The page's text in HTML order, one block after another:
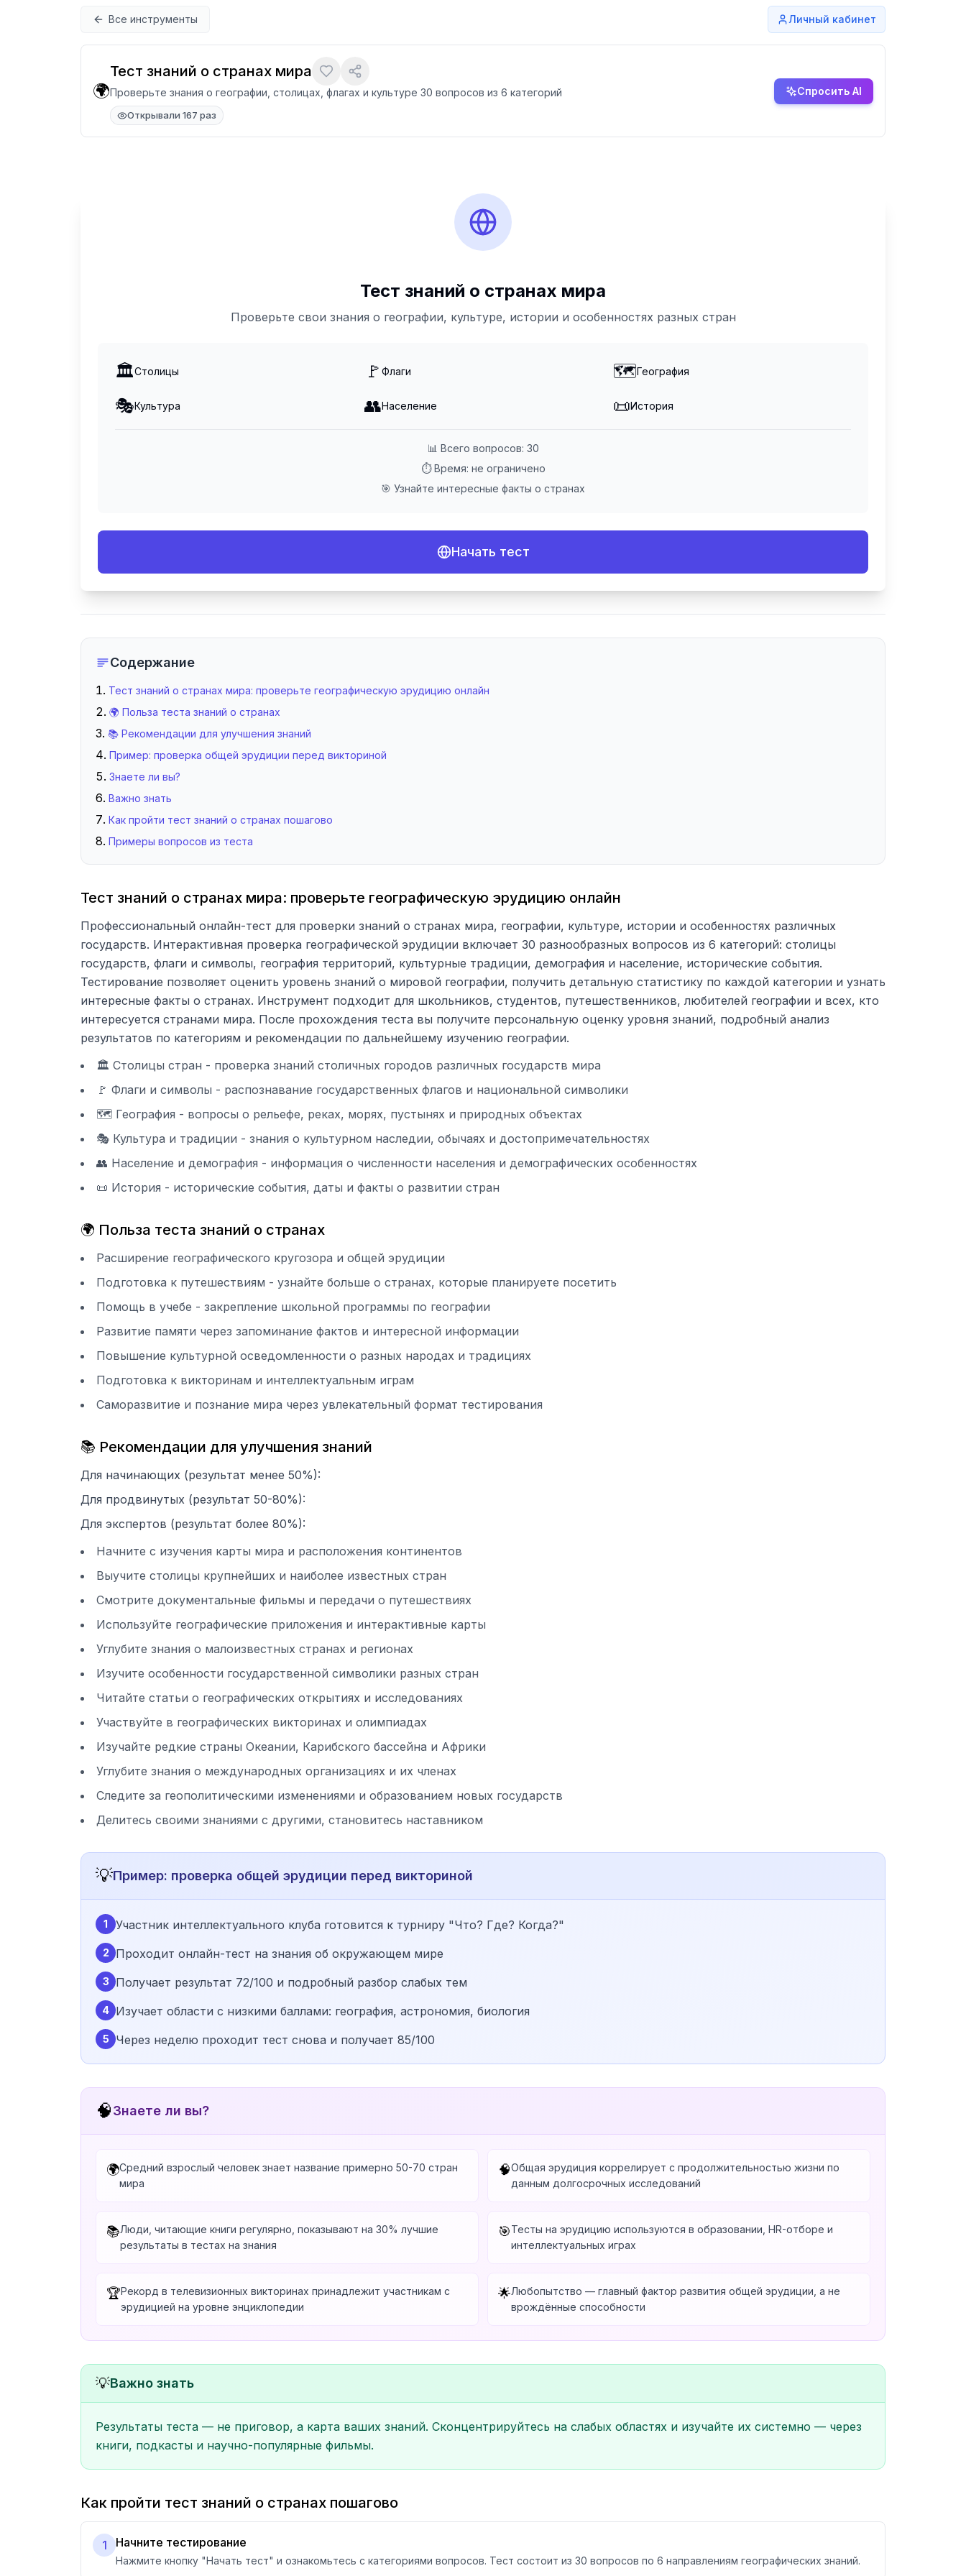
Все инструменты Личный кабинет
🌍
Тест знаний о странах мира
Проверьте знания о географии, столицах, флагах и культуре 30 вопросов из 6 категорий
Открывали 167 раз
Спросить AI
Тест знаний о странах мира
Проверьте свои знания о географии, культуре, истории и особенностях разных стран
🏛️Столицы 🚩 Флаги 🗺️География
🎭Культура 👥Население 📜История
📊 Всего вопросов: 30
⏱️ Время: не ограничено
🎯 Узнайте интересные факты о странах
Начать тест
Содержание
Тест знаний о странах мира: проверьте географическую эрудицию онлайн
🌍 Польза теста знаний о странах
📚 Рекомендации для улучшения знаний
Пример: проверка общей эрудиции перед викториной
Знаете ли вы?
Важно знать
Как пройти тест знаний о странах пошагово
Примеры вопросов из теста
Тест знаний о странах мира: проверьте географическую эрудицию онлайн
Профессиональный онлайн-тест для проверки знаний о странах мира, географии, культуре, истории и особенностях различных
государств. Интерактивная проверка географической эрудиции включает 30 разнообразных вопросов из 6 категорий: столицы
государств, флаги и символы, география территорий, культурные традиции, демография и население, исторические события.
Тестирование позволяет оценить уровень знаний о мировой географии, получить детальную статистику по каждой категории и узнать
интересные факты о странах. Инструмент подходит для школьников, студентов, путешественников, любителей географии и всех, кто
интересуется странами мира. После прохождения теста вы получите персональную оценку уровня знаний, подробный анализ
результатов по категориям и рекомендации по дальнейшему изучению географии.
🏛️ Столицы стран - проверка знаний столичных городов различных государств мира
🚩 Флаги и символы - распознавание государственных флагов и национальной символики
🗺️ География - вопросы о рельефе, реках, морях, пустынях и природных объектах
🎭 Культура и традиции - знания о культурном наследии, обычаях и достопримечательностях
👥 Население и демография - информация о численности населения и демографических особенностях
📜 История - исторические события, даты и факты о развитии стран
🌍 Польза теста знаний о странах
Расширение географического кругозора и общей эрудиции
Подготовка к путешествиям - узнайте больше о странах, которые планируете посетить
Помощь в учебе - закрепление школьной программы по географии
Развитие памяти через запоминание фактов и интересной информации
Повышение культурной осведомленности о разных народах и традициях
Подготовка к викторинам и интеллектуальным играм
Саморазвитие и познание мира через увлекательный формат тестирования
📚 Рекомендации для улучшения знаний
Для начинающих (результат менее 50%):
Для продвинутых (результат 50-80%):
Для экспертов (результат более 80%):
Начните с изучения карты мира и расположения континентов
Выучите столицы крупнейших и наиболее известных стран
Смотрите документальные фильмы и передачи о путешествиях
Используйте географические приложения и интерактивные карты
Углубите знания о малоизвестных странах и регионах
Изучите особенности государственной символики разных стран
Читайте статьи о географических открытиях и исследованиях
Участвуйте в географических викторинах и олимпиадах
Изучайте редкие страны Океании, Карибского бассейна и Африки
Углубите знания о международных организациях и их членах
Следите за геополитическими изменениями и образованием новых государств
Делитесь своими знаниями с другими, становитесь наставником
💡Пример: проверка общей эрудиции перед викториной
1 Участник интеллектуального клуба готовится к турниру "Что? Где? Когда?"
2 Проходит онлайн-тест на знания об окружающем мире
3 Получает результат 72/100 и подробный разбор слабых тем
4 Изучает области с низкими баллами: география, астрономия, биология
5 Через неделю проходит тест снова и получает 85/100
🧠Знаете ли вы?
🌍Средний взрослый человек знает название примерно 50-70 стран
мира
🧠Общая эрудиция коррелирует с продолжительностью жизни по
данным долгосрочных исследований
📚Люди, читающие книги регулярно, показывают на 30% лучшие
результаты в тестах на знания
🎯Тесты на эрудицию используются в образовании, HR-отборе и
интеллектуальных играх
🏆Рекорд в телевизионных викторинах принадлежит участникам с
эрудицией на уровне энциклопедии
🌟Любопытство — главный фактор развития общей эрудиции, а не
врождённые способности
💡Важно знать
Результаты теста — не приговор, а карта ваших знаний. Сконцентрируйтесь на слабых областях и изучайте их системно — через
книги, подкасты и научно-популярные фильмы.
Как пройти тест знаний о странах пошагово
1 Начните тестирование
Нажмите кнопку "Начать тест" и ознакомьтесь с категориями вопросов. Тест состоит из 30 вопросов по 6 направлениям географических знаний.